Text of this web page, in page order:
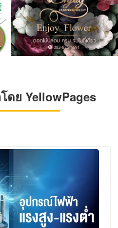
ดย YellowPages